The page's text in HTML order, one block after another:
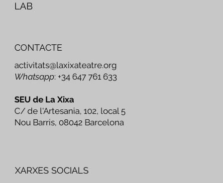
LAB
CONTACTE
activitats@laxixateatre.org
Whatsapp: +34 647 761 633
SEU de La Xixa
C/ de l'Artesania, 102, local 5
Nou Barris, 08042 Barcelona
XARXES SOCIALS